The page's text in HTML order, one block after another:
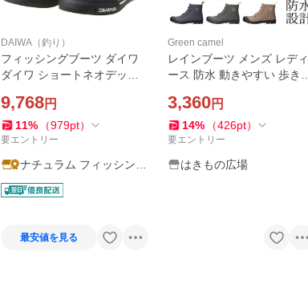
DAIWA（釣り）
フィッシングブーツ ダイワ
ダイワ ショートネオデッキ
9,768円
11% （979pt）
要エントリー
ナチュラム フィッシング
専門店
最安値を見る
Green camel
レインブーツ メンズ レディ
ース 防水 動きやすい 歩きや
ない 軽量 防滑 3E相当 グリ
ーンキャメル GC5620 雨 雪
長靴 靴
3,360円
14% （426pt）
要エントリー
はきもの広場